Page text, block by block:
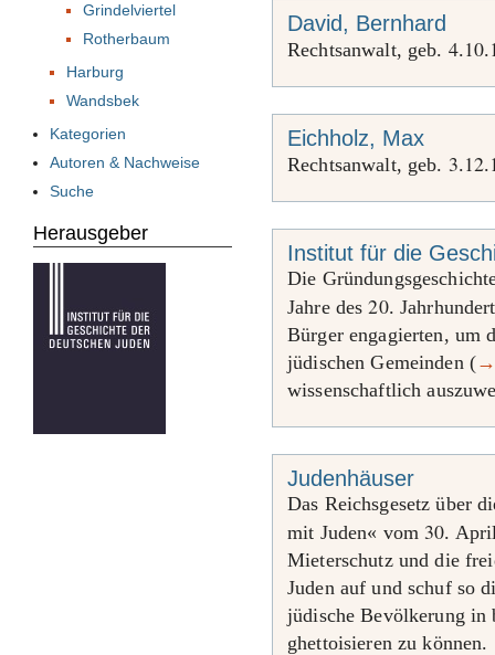
David, Bernhard
Rechtsanwalt, geb. 4.10.
Eichholz, Max
Rechtsanwalt, geb. 3.12.
Institut für die
Die
Jahre des20.
Bürger engagierten, um
jüdischen Gemeinden (
wissenschaftlich
Judenhäuser
Das Reichsgesetz über
mit Juden« vom 30.
Mieterschutz und die
Juden auf und schuf so
jüdische Bevölkerung in
ghettoisieren zu können.
Grindelviertel
Rotherbaum
Harburg
Wandsbek
Kategorien
Autoren & Nachweise
Suche
Herausgeber